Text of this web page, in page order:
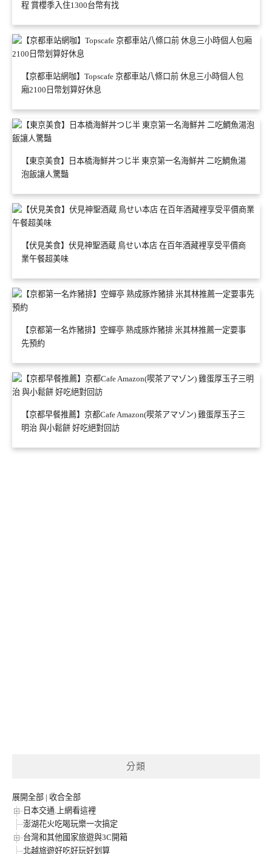
程 賞櫻季入住1300台幣有找
【京都車站網咖】Topscafe 京都車站八條口前 休息三小時個人包
廂2100日幣划算好休息
【東京美食】日本橋海鮮丼つじ半 東京第一名海鮮丼 二吃鯛魚湯
泡飯讓人驚豔
【伏見美食】伏見神聖酒蔵 鳥せい本店 在百年酒藏裡享受平價商
業午餐超美味
【京都第一名炸豬排】空蟬亭 熟成豚炸豬排 米其林推薦一定要事
先預約
【京都早餐推薦】京都Cafe Amazon(喫茶アマゾン) 雞蛋厚玉子三
明治 與小鬆餅 好吃絕對回訪
分類
展開全部 | 收合全部
日本交通.上網看這裡
澎湖花火吃喝玩樂一次搞定
台灣和其他國家旅遊與3C開箱
北越旅遊好吃好玩好划算